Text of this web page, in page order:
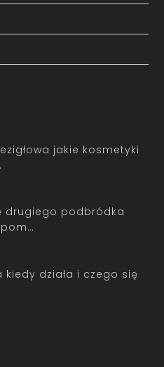
jakie kosmetyki
drugiego podbródka
kiedy działa i czego się